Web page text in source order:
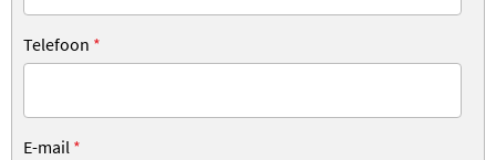
Telefoon *
E-mail *